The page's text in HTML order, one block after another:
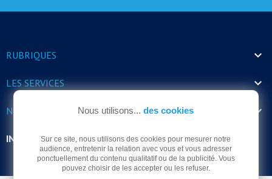
RUBRIQUES 
LES SERVICES 
NOS HORAIRES 
INFORMATIONS
Nous utilisons... des cookies
Sur ce site, nous utilisons des cookies pour mesurer notre
audience, entretenir la relation avec vous et vous adresser
ponctuellement du contenu qualitatif ou de la publicité. Vous
pouvez choisir de les accepter ou les refuser.